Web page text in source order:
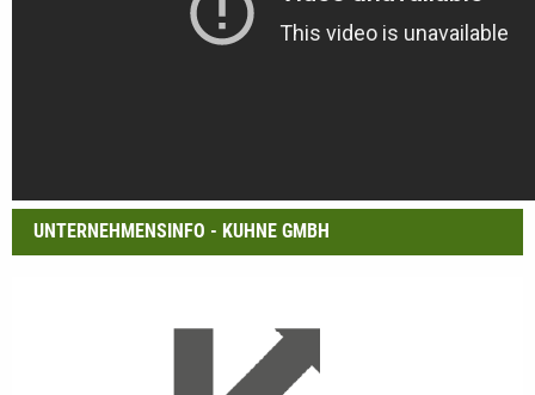
UNTERNEHMENSINFO - KUHNE GMBH